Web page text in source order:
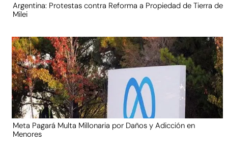
Argentina: Protestas contra Reforma a Propiedad de Tierra de
Milei
Meta Pagará Multa Millonaria por Daños y Adicción en
Menores